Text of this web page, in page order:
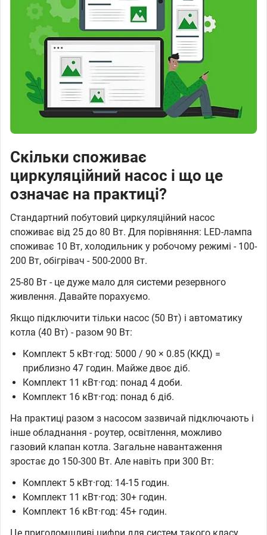
Скільки споживає
циркуляційний насос і що це
означає на практиці?
Стандартний побутовий циркуляційний насос
споживає від 25 до 80 Вт. Для порівняння: LED-лампа
споживає 10 Вт, холодильник у робочому режимі - 100-
200 Вт, обігрівач - 500-2000 Вт.
25-80 Вт - це дуже мало для системи резервного
живлення. Давайте порахуємо.
Якщо підключити тільки насос (50 Вт) і автоматику
котла (40 Вт) - разом 90 Вт:
Комплект 5 кВт·год: 5000 / 90 × 0.85 (ККД) =
приблизно 47 годин. Майже двоє діб.
Комплект 11 кВт·год: понад 4 доби.
Комплект 16 кВт·год: понад 6 діб.
На практиці разом з насосом зазвичай підключають і
інше обладнання - роутер, освітлення, можливо
газовий клапан котла. Загальне навантаження
зростає до 150-300 Вт. Але навіть при 300 Вт:
Комплект 5 кВт·год: 14-15 годин.
Комплект 11 кВт·год: 30+ годин.
Комплект 16 кВт·год: 45+ годин.